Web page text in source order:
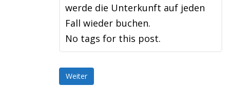
werde die Unterkunft auf jeden
Fall wieder buchen.
No tags for this post.
Weiter